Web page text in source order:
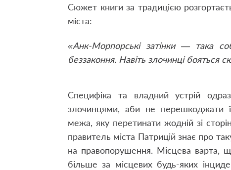
Сюжет книги за традицією
міста:
«Анк-Морпорські затінки — така
беззаконня. Навіть злочинці бояться
Специфіка та владний устрій
злочинцями, аби не перешкоджати
межа, яку перетинати жодній зі
правитель міста Патрицій знає про
на правопорушення. Місцева варта,
більше за місцевих будь-яких